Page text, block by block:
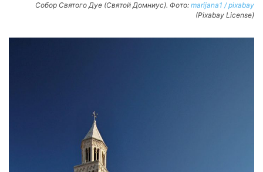
Собор Святого Дуе (Святой Домниус). Фото: marijana1 / pixabay
(Pixabay License)